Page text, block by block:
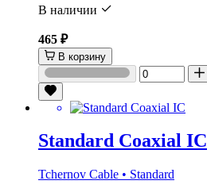
В наличии
465 ₽
В корзину
Standard Coaxial IC
Tchernov Cable • Standard